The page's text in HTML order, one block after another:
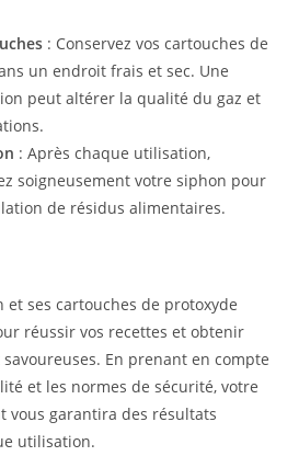
: Conservez vos cartouches de
un endroit frais et sec. Une
peut altérer la qualité du gaz et
: Après chaque utilisation,
soigneusement votre siphon pour
de résidus alimentaires.
et ses cartouches de protoxyde
réussir vos recettes et obtenir
En prenant en compte
et les normes de sécurité, votre
vous garantira des résultats
utilisation.